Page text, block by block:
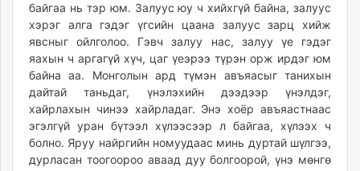
байгаа нь тэр юм. Залуус юу ч хийхгүй байна, залуус
хэрэг алга гэдэг үгсийн цаана залуус зарц хийж
явсныг ойлголоо. Гэвч залуу нас, залуу үе гэдэг
яахын ч аргагүй хүч, цаг үеэрээ түрэн орж ирдэг юм
байна аа. Монголын ард түмэн авъяасыг танихын
дайтай таньдаг, үнэлэхийн дээдээр үнэлдэг,
хайрлахын чинээ хайрладаг. Энэ хоёр авъяастнаас
эгэлгүй уран бүтээл хүлээсээр л байгаа, хүлээх ч
болно. Яруу найргийн номуудаас минь дуртай шүлгээ,
дурласан тоогоороо аваад дуу болгоорой, үнэ мөнгө